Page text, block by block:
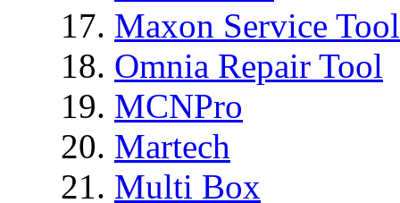
Maxon Service
Omnia Repair Tool
MCNPro
Martech
Multi Box